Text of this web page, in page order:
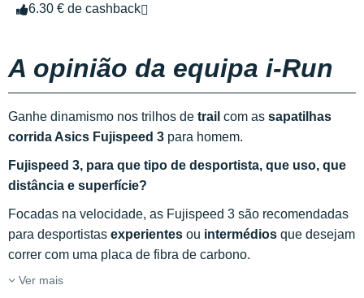
6.30 € de cashback
A opinião da equipa i-Run
Ganhe dinamismo nos trilhos de trail com as sapatilhas
corrida Asics Fujispeed 3 para homem.
Fujispeed 3, para que tipo de desportista, que uso, que
distância e superfície?
Focadas na velocidade, as Fujispeed 3 são recomendadas
para desportistas experientes ou intermédios que desejam
correr com uma placa de fibra de carbono.
Ver mais